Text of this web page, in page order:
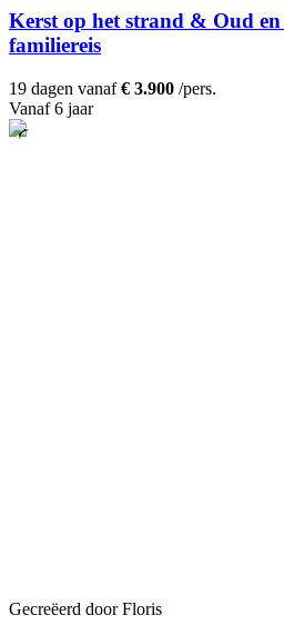
Kerst op het strand & Oud
familiereis
19 dagen vanaf€ 3.900 /pers.
Vanaf 6 jaar
Gecreëerd door Floris